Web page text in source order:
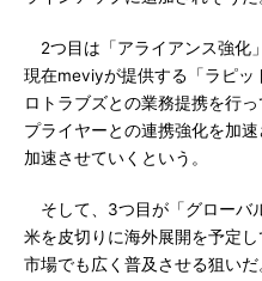
2つ目は「アライアンス強化
現在meviyが提供する「ラピッ
ロトラブズとの業務提携を行
プライヤーとの連携強化を加
加速させていくという。
そして、3つ目が「グローバ
米を皮切りに海外展開を予定
市場でも広く普及させる狙いだ